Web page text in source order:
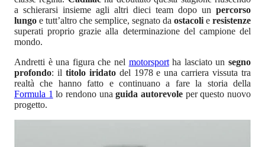
a schierarsi insieme agli altri dieci team dopo un percorso
lungo e tutt’altro che semplice, segnato da ostacoli e resistenze
superati proprio grazie alla determinazione del campione del
mondo.
Andretti è una figura che nel motorsportha lasciato unsegno
profondo: il titolo iridato del 1978 e una carriera vissuta tra
realtà che hanno fatto e continuano a fare la storia della
Formula 1 lo rendono unaguida autorevole per questo nuovo
progetto.